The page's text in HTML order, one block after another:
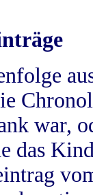
war,
das